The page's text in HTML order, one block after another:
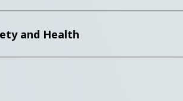
and Health